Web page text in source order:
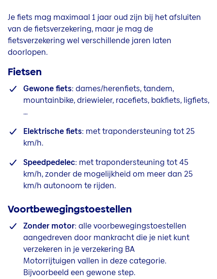
Je fiets mag maximaal 1 jaar oud zijn bij het afsluiten
van de fietsverzekering, maar je mag de
fietsverzekering wel verschillende jaren laten
doorlopen.
Fietsen
Gewone fiets: dames/herenfiets, tandem,
mountainbike, driewieler, racefiets, bakfiets, ligfiets,
…
Elektrische fiets: met trapondersteuning tot 25
km/h.
Speedpedelec: met trapondersteuning tot 45
km/h, zonder de mogelijkheid om meer dan 25
km/h autonoom te rijden.
Voortbewegingstoestellen
Zonder motor: alle voorbewegingstoestellen
aangedreven door mankracht die je niet kunt
verzekeren in je verzekering BA
Motorrijtuigen vallen in deze categorie.
Bijvoorbeeld een gewone step.